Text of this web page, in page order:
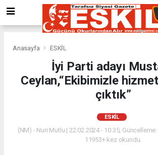
Anasayfa ESKİL
İyi Parti adayı
Ceylan,“Ekibimizle
çıktık”
ESKİL
(NM) - Nuri Mutlu | 22.02.2024 - 10:35,
11953+ kez okundu.